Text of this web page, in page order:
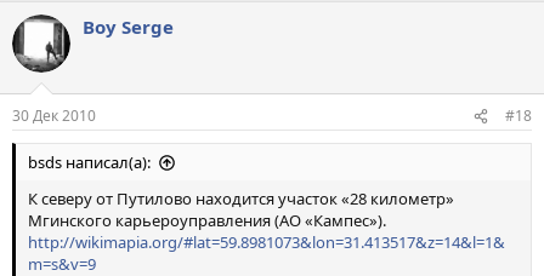
Boy Serge
30 Дек 2010 #18
bsds написал(а):
К северу от Путилово находится участок «28 километр»
Мгинского карьероуправления (АО «Кампес»).
http://wikimapia.org/#lat=59.8981073&lon=31.413517&z=14&l=1&
m=s&v=9